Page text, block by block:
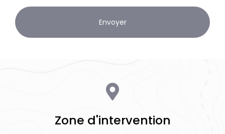
Zone d'intervention